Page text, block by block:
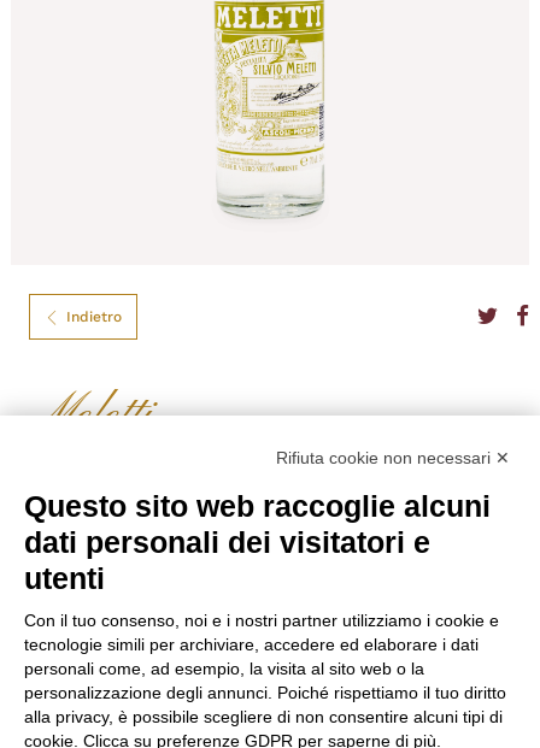
Indietro
Meletti
ANISETTA MELETTI 34° CL.70
L’Anice Meletti è il liquore ottenuto dalla distillazione di anice in
presenza di alcole purissimo il cui gusto deciso è arrotondato da una nota
dolce e da una seconda distillazione aromatica.
Formato
70
Tipo
Liquori Italiani
Gradazione
Nazione
Italia
Regione
Piemonte
€14,30
Rifiuta cookie non necessari ✕
Questo sito web raccoglie alcuni
dati personali dei visitatori e
utenti
Con il tuo consenso, noi e i nostri partner utilizziamo i cookie e
tecnologie simili per archiviare, accedere ed elaborare i dati
personali come, ad esempio, la visita al sito web o la
personalizzazione degli annunci. Poiché rispettiamo il tuo diritto
alla privacy, è possibile scegliere di non consentire alcuni tipi di
cookie. Clicca su preferenze GDPR per saperne di più.